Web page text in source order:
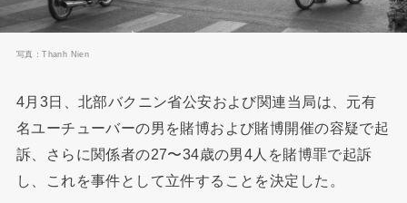
写真：Thanh Nien
4月3日、北部バクニン省公安および関連当局は、元有
名ユーチューバーの男を賭博および賭博開催の容疑で起
訴、さらに関係者の27〜34歳の男4人を賭博罪で起訴
し、これを事件として立件することを決定した。